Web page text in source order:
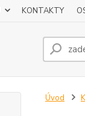
KONTAKTY
Úvod